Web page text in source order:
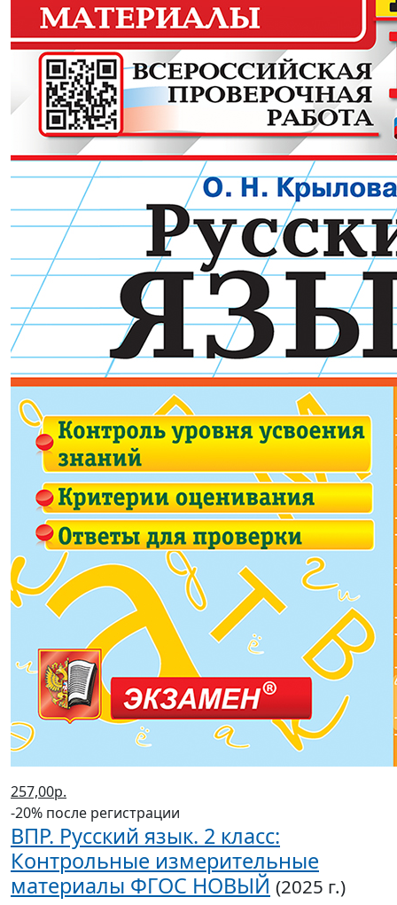
257,00р.
-20% после регистрации
ВПР. Русский язык. 2 класс:
Контрольные измерительные
материалы ФГОС НОВЫЙ (2025 г.)